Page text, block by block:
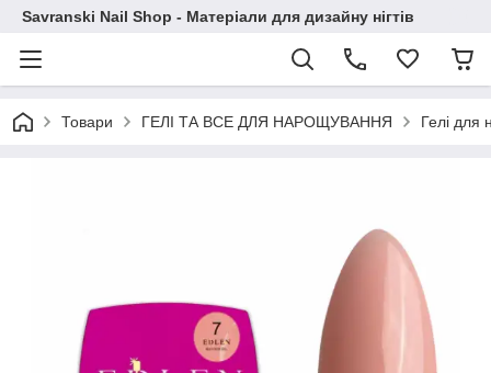
Savranski Nail Shop - Матеріали для дизайну нігтів
Товари ГЕЛІ ТА ВСЕ ДЛЯ НАРОЩУВАННЯ Гелі для